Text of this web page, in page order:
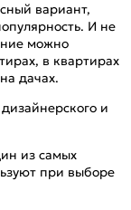
вариант,
И не
можно
в квартирах
дачах.
и
из самых
при выборе